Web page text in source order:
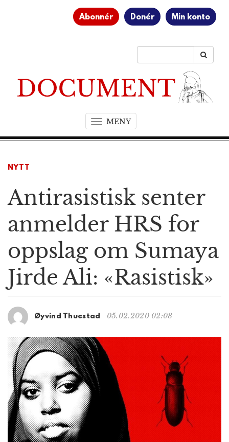
Abonnér Donér Min konto
MENYT
o
a
o
NYTT
Antirasistisk senter
anmelder HRS for
oppslag om Sumaya
Jirde Ali: «Rasistisk»
Øyvind Thuestad 05.02.2020 02:08